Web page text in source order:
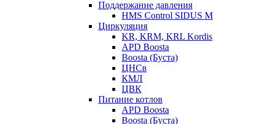
Поддержание давления
HMS Control SIDUS M
Циркуляция
KR, KRM, KRL Kordis
APD Boosta
Boosta (Буста)
ЦНСв
КМЛ
ЦВК
Питание котлов
APD Boosta
Boosta (Буста)